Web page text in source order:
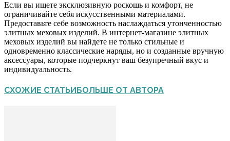
Если вы ищете эксклюзивную роскошь и комфорт, не
ограничивайте себя искусственными материалами.
Предоставьте себе возможность наслаждаться утонченностью
элитных меховых изделий. В интернет-магазине элитных
меховых изделий вы найдете не только стильные и
одновременно классические наряды, но и созданные вручную
аксессуары, которые подчеркнут ваш безупречный вкус и
индивидуальность.
СХОЖИЕ СТАТЬИБОЛЬШЕ ОТ АВТОРА